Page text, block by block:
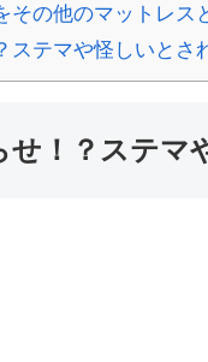
その他のマットレス
ステマや怪しいとさ
せ！？ステマ